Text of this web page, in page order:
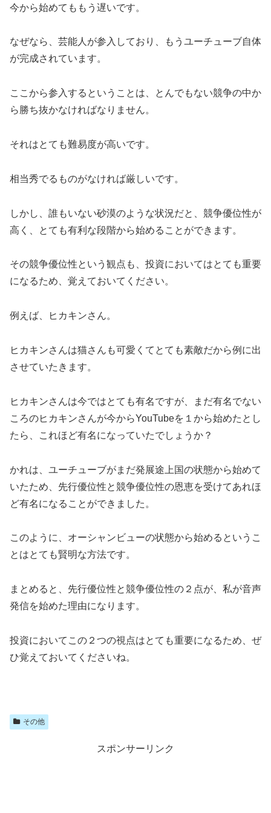
今から始めてももう遅いです。
なぜなら、芸能人が参入しており、もうユーチューブ自体
が完成されています。
ここから参入するということは、とんでもない競争の中か
ら勝ち抜かなければなりません。
それはとても難易度が高いです。
相当秀でるものがなければ厳しいです。
しかし、誰もいない砂漠のような状況だと、競争優位性が
高く、とても有利な段階から始めることができます。
その競争優位性という観点も、投資においてはとても重要
になるため、覚えておいてください。
例えば、ヒカキンさん。
ヒカキンさんは猫さんも可愛くてとても素敵だから例に出
させていたきます。
ヒカキンさんは今ではとても有名ですが、まだ有名でない
ころのヒカキンさんが今からYouTubeを１から始めたとし
たら、これほど有名になっていたでしょうか？
かれは、ユーチューブがまだ発展途上国の状態から始めて
いたため、先行優位性と競争優位性の恩恵を受けてあれほ
ど有名になることができました。
このように、オーシャンビューの状態から始めるというこ
とはとても賢明な方法です。
まとめると、先行優位性と競争優位性の２点が、私が音声
発信を始めた理由になります。
投資においてこの２つの視点はとても重要になるため、ぜ
ひ覚えておいてくださいね。
その他
スポンサーリンク